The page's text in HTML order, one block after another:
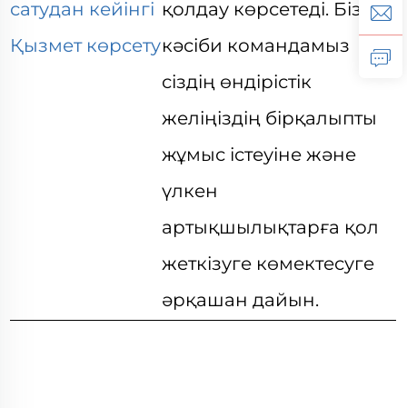
сатудан кейінгі
Қызмет көрсету
қолдау көрсетеді. Біздің
кәсіби командамыз
сіздің өндірістік
желіңіздің бірқалыпты
жұмыс істеуіне және
үлкен
артықшылықтарға қол
жеткізуге көмектесуге
әрқашан дайын.